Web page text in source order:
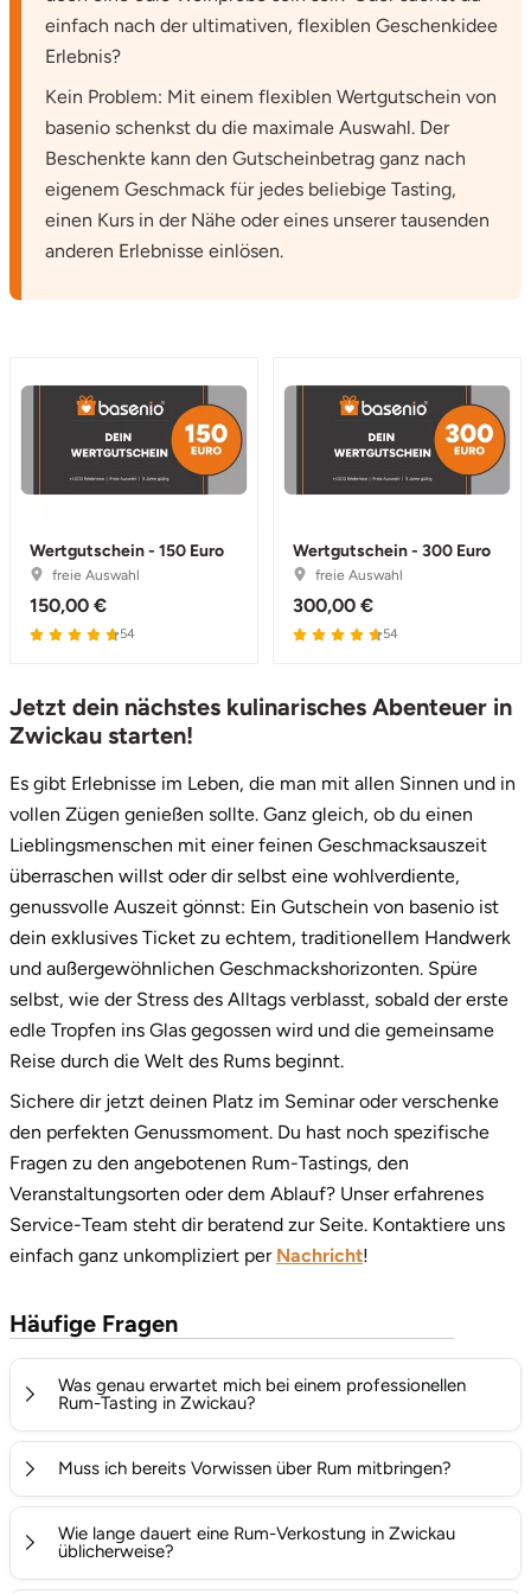
einfach nach der ultimativen, flexiblen Geschenkidee
Erlebnis?
Kein Problem: Mit einem flexiblen Wertgutschein von
basenio schenkst du die maximale Auswahl. Der
Beschenkte kann den Gutscheinbetrag ganz nach
eigenem Geschmack für jedes beliebige Tasting,
einen Kurs in der Nähe oder eines unserer tausenden
anderen Erlebnisse einlösen.
Wertgutschein - 150 Euro
freie Auswahl
150,00 €
54
Wertgutschein - 300 Euro
freie Auswahl
300,00 €
54
Jetzt dein nächstes kulinarisches Abenteuer in
Zwickau starten!
Es gibt Erlebnisse im Leben, die man mit allen Sinnen und in
vollen Zügen genießen sollte. Ganz gleich, ob du einen
Lieblingsmenschen mit einer feinen Geschmacksauszeit
überraschen willst oder dir selbst eine wohlverdiente,
genussvolle Auszeit gönnst: Ein Gutschein von basenio ist
dein exklusives Ticket zu echtem, traditionellem Handwerk
und außergewöhnlichen Geschmackshorizonten. Spüre
selbst, wie der Stress des Alltags verblasst, sobald der erste
edle Tropfen ins Glas gegossen wird und die gemeinsame
Reise durch die Welt des Rums beginnt.
Sichere dir jetzt deinen Platz im Seminar oder verschenke
den perfekten Genussmoment. Du hast noch spezifische
Fragen zu den angebotenen Rum-Tastings, den
Veranstaltungsorten oder dem Ablauf? Unser erfahrenes
Service-Team steht dir beratend zur Seite. Kontaktiere uns
einfach ganz unkompliziert per Nachricht!
Häufige Fragen
Was genau erwartet mich bei einem professionellen
Rum-Tasting in Zwickau?
geselliger Abend unter der Leitung eines erfahrenen
zwischen 5 und 6 verschiedene hochwertige Rumsorten
pur im Nosing-Glas verkostet, um die feinen Aromen
Muss ich bereits Vorwissen über Rum mitbringen?
sich an neugierige Genießer ohne Vorkenntnisse, die
einen verständlichen und fundierten Einstieg in die Welt
Wie lange dauert eine Rum-Verkostung in Zwickau
üblicherweise?